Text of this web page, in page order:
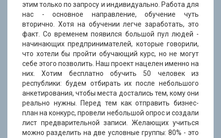
этим только по запросу и индивидуально. Работа для
нас - основное направление, обучение чуть
вторично. Хотя на обучении легче заработать, это
факт. Со временем появился большой пул людей -
начинающих предпринимателей, которые говорили,
что хотели бы пройти обучающий курс, но не могут
себе этого позволить. Наш проект нацелен именно на
них. Хотим бесплатно обучить 50 человек из
республики: будем отбирать их после небольшого
анкетирования, чтобы места достались тем, кому они
реально нужны. Перед тем как отправить бизнес-
план на конкурс, провели небольшой опрос и создали
лист предварительной записи. Желающих учиться
можно разделить на две условные группы: 80% - это